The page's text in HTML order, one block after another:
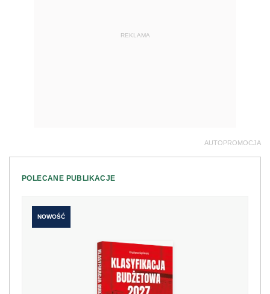
REKLAMA
AUTOPROMOCJA
POLECANE PUBLIKACJE
NOWOŚĆ